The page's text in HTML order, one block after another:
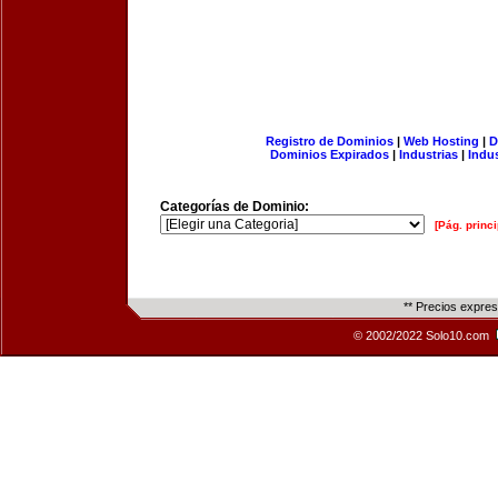
Registro de Dominios| Web Hosting |
Dominios Expirados | Industrias |
Categorías de Dominio:
[Pág.
** Precios
© 2002/2022 Solo10.com